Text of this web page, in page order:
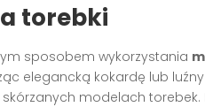
torebki
sposobem wykorzystania
elegancką kokardę lub
modelach